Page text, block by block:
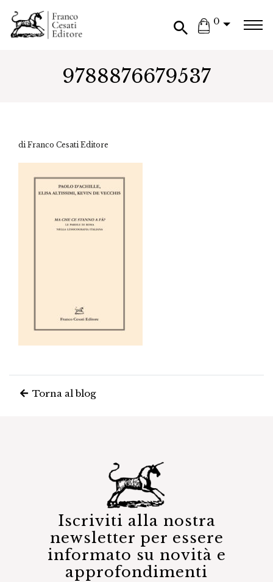
0
9788876679537
di Franco Cesati Editore
Torna al blog
Iscriviti alla nostra
newsletter per essere
informato su novità e
approfondimenti